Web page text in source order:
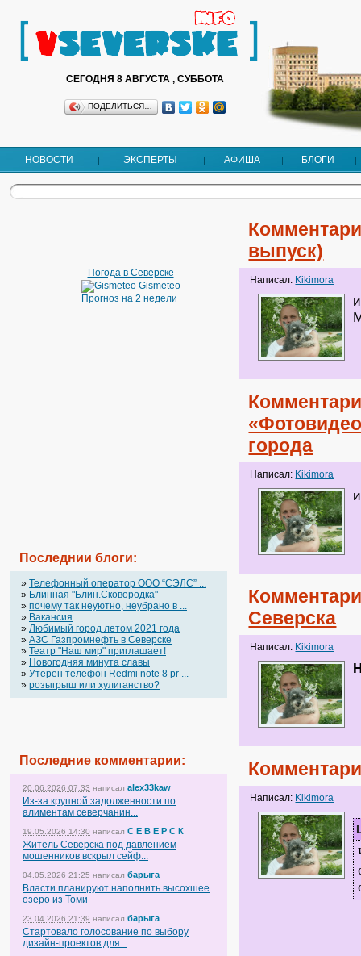
СЕГОДНЯ 8 АВГУСТА , СУББОТА
ПОДЕЛИТЬСЯ…
НОВОСТИ ЭКСПЕРТЫ АФИША БЛОГИ
Погода в Северске
Gismeteo
Прогноз на 2 недели
Последнии блоги:
» Телефонный оператор OOO “СЭЛС” ...
» Блинная "Блин.Сковородка"
» почему так неуютно, неубрано в ...
» Вакансия
» Любимый город летом 2021 года
» АЗС Газпромнефть в Северске
» Театр "Наш мир" приглашает!
» Новогодняя минута славы
» Утерен телефон Redmi note 8 pr ...
» розыгрыш или хулиганство?
Последние комментарии:
20.06.2026 07:33 написал alex33kaw
Из-за крупной задолженности по
алиментам северчанин...
19.05.2026 14:30 написал С Е В Е Р С К
Житель Северска под давлением
мошенников вскрыл сейф...
04.05.2026 21:25 написал барыга
Власти планируют наполнить высохшее
озеро из Томи
23.04.2026 21:39 написал барыга
Стартовало голосование по выбору
дизайн-проектов для...
выпуск)
Написал: Kikimora
города
Написал: Kikimora
Северска
Написал: Kikimora
Написал: Kikimora